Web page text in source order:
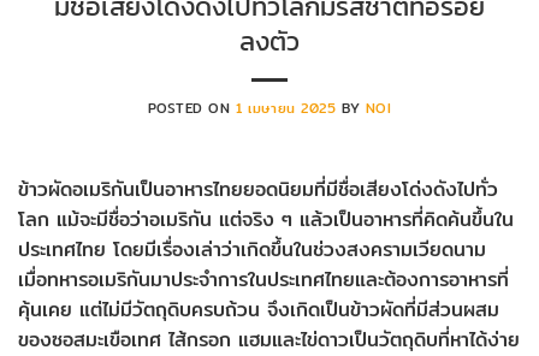
ลงตัว
POSTED ON1 เมษายน 2025 BY NOI
ข้าวผัดอเมริกันเป็นอาหารไทยยอดนิยมที่มีชื่อเสียงโด่งดังไปทั่ว
โลก แม้จะมีชื่อว่าอเมริกัน แต่จริง ๆ แล้วเป็นอาหารที่คิดค้นขึ้นใน
ประเทศไทย โดยมีเรื่องเล่าว่าเกิดขึ้นในช่วงสงครามเวียดนาม
เมื่อทหารอเมริกันมาประจำการในประเทศไทยและต้องการอาหารที่
คุ้นเคย แต่ไม่มีวัตถุดิบครบถ้วน จึงเกิดเป็นข้าวผัดที่มีส่วนผสม
ของซอสมะเขือเทศ ไส้กรอก แฮมและไข่ดาวเป็นวัตถุดิบที่หาได้ง่าย